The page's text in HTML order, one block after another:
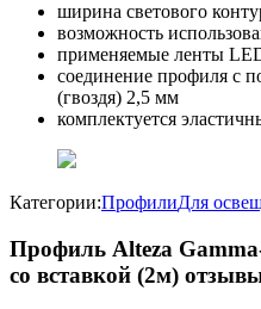
ширина светового
возможность
применяемые ленты
соединение профиля с
(гвоздя) 2,5 мм
комплектуется
Категории:ПрофилиДля
Профиль Alteza
со вставкой (2м)